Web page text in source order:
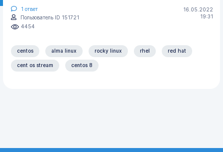
16.05.2022
19:31
1 ответ
Пользователь ID 151721
4454
centos alma linux rocky linux rhel red hat
cent os stream centos 8